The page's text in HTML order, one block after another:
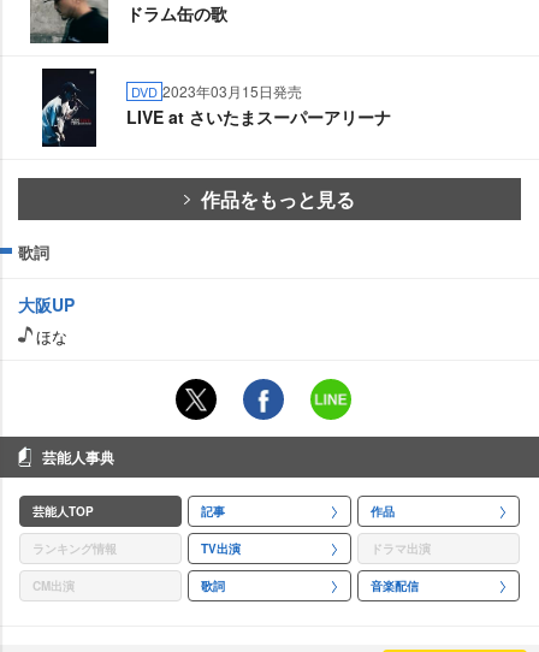
ドラム缶の歌
DVD 2023年03月15日発売
LIVE at さいたまスーパーアリーナ
作品をもっと見る
歌詞
大阪UP
ほな
芸能人事典
芸能人TOP 記事 作品
ランキング情報 TV出演 ドラマ出演
CM出演 歌詞 音楽配信